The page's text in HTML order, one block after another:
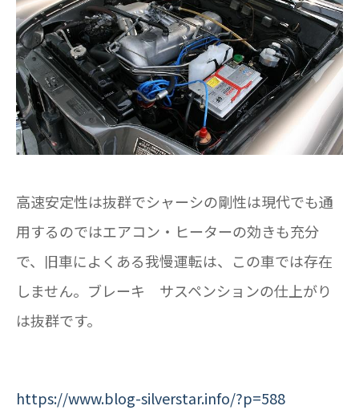
高速安定性は抜群でシャーシの剛性は現代でも通
用するのではエアコン・ヒーターの効きも充分
で、旧車によくある我慢運転は、この車では存在
しません。ブレーキ サスペンションの仕上がり
は抜群です。
https://www.blog-silverstar.info/?p=588